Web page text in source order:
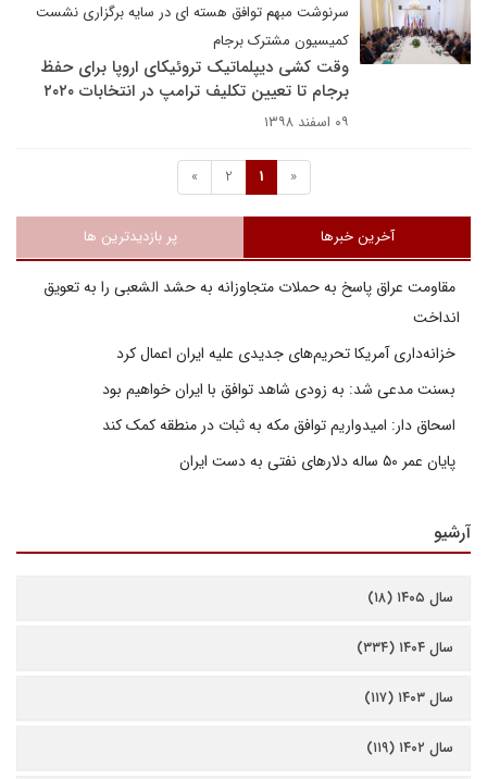
سرنوشت مبهم توافق هسته ای در سایه برگزاری نشست
کمیسیون مشترک برجام
وقت کشی دیپلماتیک تروئیکای اروپا برای حفظ
برجام تا تعیین تکلیف ترامپ در انتخابات ۲۰۲۰
۰۹ اسفند ۱۳۹۸
«
1
2
»
آخرین خبرها پر بازدیدترین ها
مقاومت عراق پاسخ به حملات متجاوزانه به حشد الشعبی را به تعویق
انداخت
خزانه‌داری آمریکا تحریم‌های جدیدی علیه ایران اعمال کرد
بسنت مدعی شد: به زودی شاهد توافق با ایران خواهیم بود
اسحاق دار: امیدواریم توافق مکه به ثبات در منطقه کمک کند
پایان عمر ۵۰ ساله دلارهای نفتی به دست ایران
آرشیو
سال ۱۴۰۵ (۱۸)
سال ۱۴۰۴ (۳۳۴)
سال ۱۴۰۳ (۱۱۷)
سال ۱۴۰۲ (۱۱۹)